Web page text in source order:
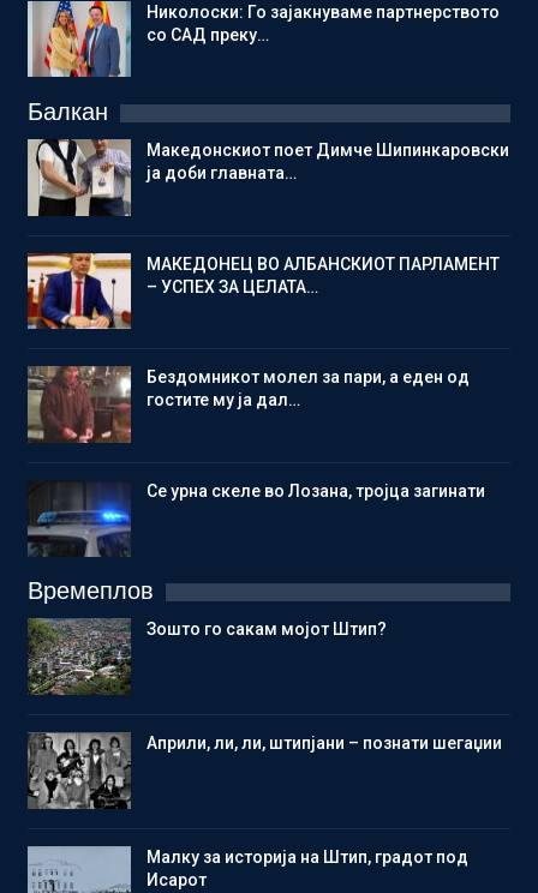
Николоски: Го зајакнуваме партнерството
со САД преку…
Балкан
Македонскиот поет Димче Шипинкаровски
ја доби главната…
МАКЕДОНЕЦ ВО АЛБАНСКИОТ ПАРЛАМЕНТ
– УСПЕХ ЗА ЦЕЛАТА…
Бездомникот молел за пари, а еден од
гостите му ја дал…
Се урна скеле во Лозана, тројца загинати
Времеплов
Зошто го сакам мојот Штип?
Aприли, ли, ли, штипјани – познати шегаџии
Малку за историја на Штип, градот под
Исарот